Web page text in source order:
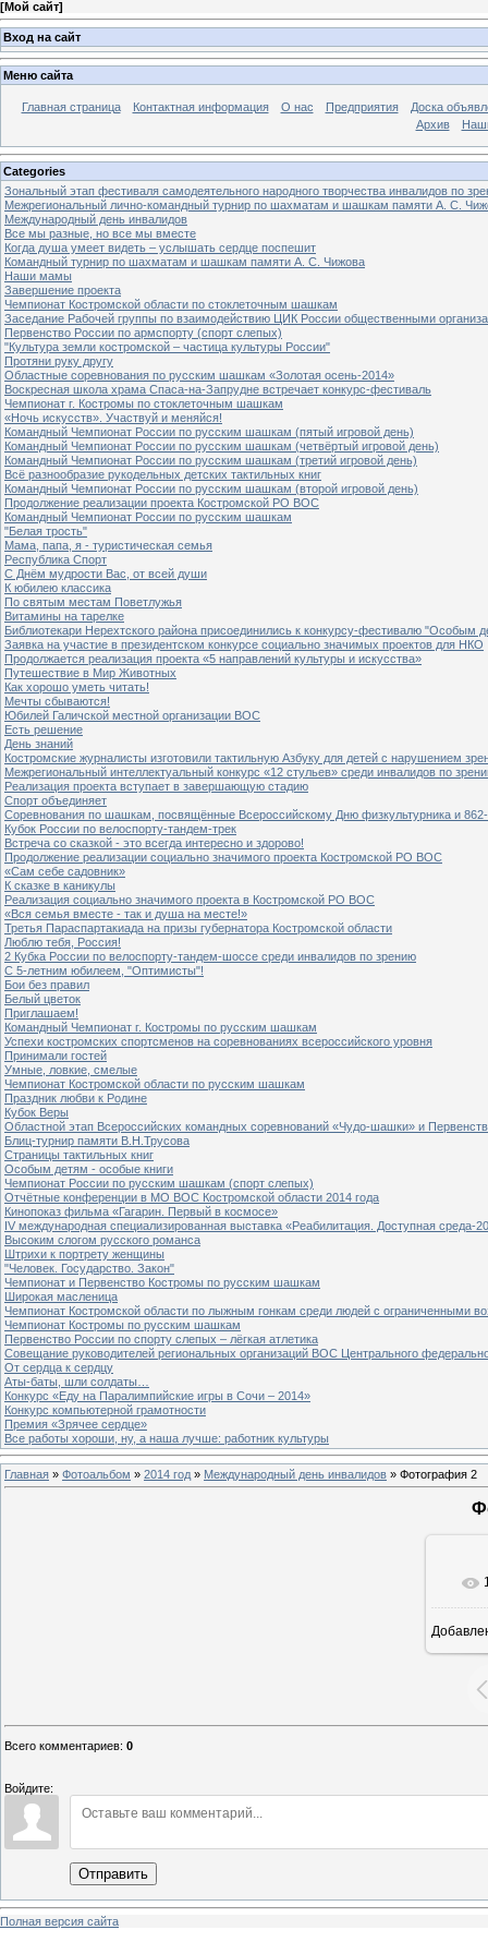
[Мой сайт]
Вход на сайт
Меню сайта
Главная страница Контактная информация О нас Предприятия
Доска
Архив
Categories
Зональный этап фестиваля самодеятельного народного творчества инвалидов по
Межрегиональный лично-командный турнир по шахматам и шашкам памяти А. С.
Международный день инвалидов
Все мы разные, но все мы вместе
Когда душа умеет видеть – услышать сердце поспешит
Командный турнир по шахматам и шашкам памяти А. С. Чижова
Наши мамы
Завершение проекта
Чемпионат Костромской области по стоклеточным шашкам
Заседание Рабочей группы по взаимодействию ЦИК России общественными
Первенство России по армспорту (спорт слепых)
"Культура земли костромской – частица культуры России"
Протяни руку другу
Областные соревнования по русским шашкам «Золотая осень-2014»
Воскресная школа храма Спаса-на-Запрудне встречает конкурс-фестиваль
Чемпионат г. Костромы по стоклеточным шашкам
«Ночь искусств». Участвуй и меняйся!
Командный Чемпионат России по русским шашкам (пятый игровой день)
Командный Чемпионат России по русским шашкам (четвёртый игровой день)
Командный Чемпионат России по русским шашкам (третий игровой день)
Всё разнообразие рукодельных детских тактильных книг
Командный Чемпионат России по русским шашкам (второй игровой день)
Продолжение реализации проекта Костромской РО ВОС
Командный Чемпионат России по русским шашкам
"Белая трость"
Мама, папа, я - туристическая семья
Республика Спорт
С Днём мудрости Вас, от всей души
К юбилею классика
По святым местам Поветлужья
Витамины на тарелке
Библиотекари Нерехтского района присоединились к конкурсу-фестивалю "Особым
Заявка на участие в президентском конкурсе социально значимых проектов для НКО
Продолжается реализация проекта «5 направлений культуры и искусства»
Путешествие в Мир Животных
Как хорошо уметь читать!
Мечты сбываются!
Юбилей Галичской местной организации ВОС
Есть решение
День знаний
Костромские журналисты изготовили тактильную Азбуку для детей с нарушением
Межрегиональный интеллектуальный конкурс «12 стульев» среди инвалидов по
Реализация проекта вступает в завершающую стадию
Спорт объединяет
Соревнования по шашкам, посвящённые Всероссийскому Дню физкультурника и
Кубок России по велоспорту-тандем-трек
Встреча со сказкой - это всегда интересно и здорово!
Продолжение реализации социально значимого проекта Костромской РО ВОС
«Сам себе садовник»
К сказке в каникулы
Реализация социально значимого проекта в Костромской РО ВОС
«Вся семья вместе - так и душа на месте!»
Третья Параспартакиада на призы губернатора Костромской области
Люблю тебя, Россия!
2 Кубка России по велоспорту-тандем-шоссе среди инвалидов по зрению
С 5-летним юбилеем, "Оптимисты"!
Бои без правил
Белый цветок
Приглашаем!
Командный Чемпионат г. Костромы по русским шашкам
Успехи костромских спортсменов на соревнованиях всероссийского уровня
Принимали гостей
Умные, ловкие, смелые
Чемпионат Костромской области по русским шашкам
Праздник любви к Родине
Кубок Веры
Областной этап Всероссийских командных соревнований «Чудо-шашки» и
Блиц-турнир памяти В.Н.Трусова
Страницы тактильных книг
Особым детям - особые книги
Чемпионат России по русским шашкам (спорт слепых)
Отчётные конференции в МО ВОС Костромской области 2014 года
Кинопоказ фильма «Гагарин. Первый в космосе»
IV международная специализированная выставка «Реабилитация. Доступная среда-
Высоким слогом русского романса
Штрихи к портрету женщины
"Человек. Государство. Закон"
Чемпионат и Первенство Костромы по русским шашкам
Широкая масленица
Чемпионат Костромской области по лыжным гонкам среди людей с ограниченными
Чемпионат Костромы по русским шашкам
Первенство России по спорту слепых – лёгкая атлетика
Совещание руководителей региональных организаций ВОС Центрального
От сердца к сердцу
Аты-баты, шли солдаты…
Конкурс «Еду на Паралимпийские игры в Сочи – 2014»
Конкурс компьютерной грамотности
Премия «Зрячее сердце»
Все работы хороши, ну, а наша лучше: работник культуры
Главная » Фотоальбом » 2014 год » Международный день инвалидов » Фотография 2
Всего комментариев: 0
Войдите:
Отправить
Полная версия сайта